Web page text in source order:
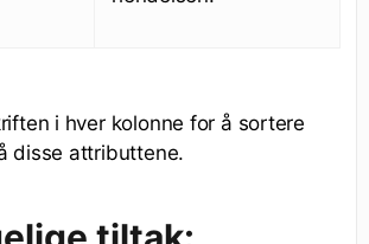
i hver kolonne for å sortere
disse attributtene.